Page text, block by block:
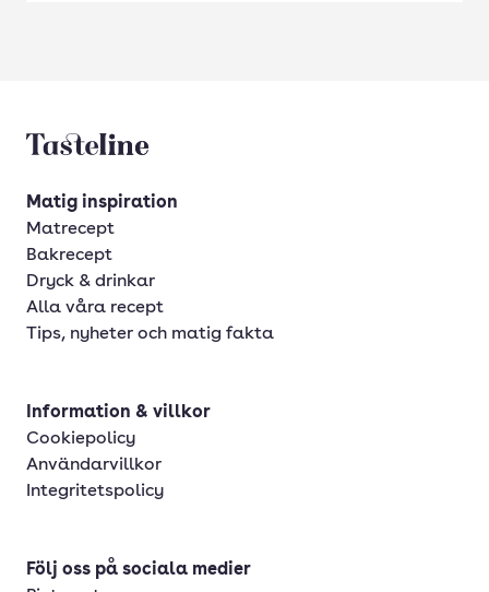
Tasteline startsida
Matig inspiration
Matrecept
Bakrecept
Dryck & drinkar
Alla våra recept
Tips, nyheter och matig fakta
Information & villkor
Cookiepolicy
Användarvillkor
Integritetspolicy
Följ oss på sociala medier